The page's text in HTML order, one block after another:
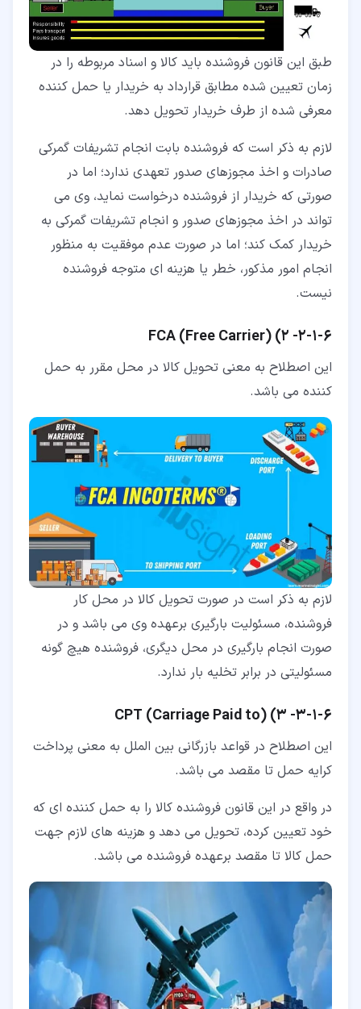
طبق این قانون فروشنده باید کالا و اسناد مربوطه را در
زمان تعیین شده مطابق قرارداد به خریدار یا حمل کننده
معرفی شده از طرف خریدار تحویل دهد.
لازم به ذکر است که فروشنده بابت انجام تشریفات گمرکی
صادرات و اخذ مجوزهای صدور تعهدی ندارد؛ اما در
صورتی که خریدار از فروشنده درخواست نماید، وی می
تواند در اخذ مجوزهای صدور و انجام تشریفات گمرکی به
خریدار کمک کند؛ اما در صورت عدم موفقیت به منظور
انجام امور مذکور، خطر یا هزینه ای متوجه فروشنده
نیست.
۶‏-‏۱‏-‏۲‏- 2)
FCA(Free Carrier)
این اصطلاح به معنی تحویل کالا در محل مقرر به حمل
کننده می باشد.
لازم به ذکر است در صورت تحویل کالا در محل کار
فروشنده، مسئولیت بارگیری برعهده وی می باشد و در
صورت انجام بارگیری در محل دیگری، فروشنده هیچ گونه
مسئولیتی در برابر تخلیه بار ندارد.
۶‏-‏۱‏-‏۳‏- 3)
CPT (Carriage Paid to)
این اصطلاح در قواعد بازرگانی بین الملل به معنی پرداخت
کرایه حمل تا مقصد می باشد.
در واقع در این قانون فروشنده کالا را به حمل کننده ای که
خود تعیین کرده، تحویل می دهد و هزینه های لازم جهت
حمل کالا تا مقصد برعهده فروشنده می باشد.